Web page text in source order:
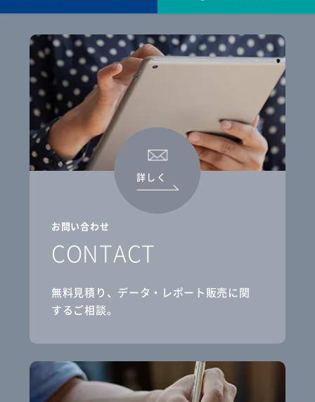
お問い合わせ
CONTACT
無料見積り、データ・レポート販売に関
するご相談。
詳しく